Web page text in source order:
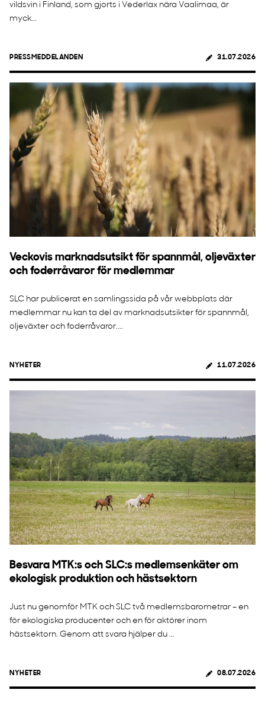
vildsvin i Finland, som gjorts i Vederlax nära Vaalimaa, är
myck...
PRESSMEDDELANDEN 31.07.2026
Veckovis marknadsutsikt för spannmål, oljeväxter
och foderråvaror för medlemmar
SLC har publicerat en samlingssida på vår webbplats där
medlemmar nu kan ta del av marknadsutsikter för spannmål,
oljeväxter och foderråvaror....
NYHETER 11.07.2026
Besvara MTK:s och SLC:s medlemsenkäter om
ekologisk produktion och hästsektorn
Just nu genomför MTK och SLC två medlemsbarometrar – en
för ekologiska producenter och en för aktörer inom
hästsektorn. Genom att svara hjälper du ...
NYHETER 08.07.2026